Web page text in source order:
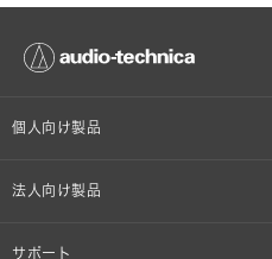
個人向け製品
オンラインストア限定
法人向け製品
設備音響機器
サポート